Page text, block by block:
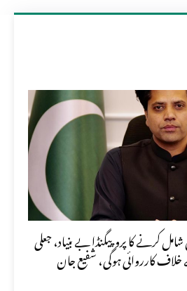
کرنے کا پروپیگنڈا بے بنیاد، جعلی
کارروائی ہوگی، شفیع جان